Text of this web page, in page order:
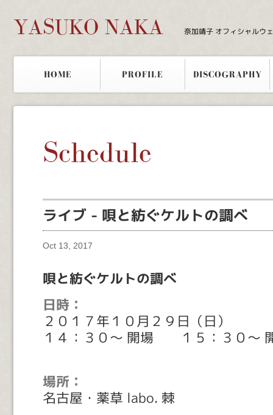
YASUKO NAKA 奈加靖子 オフィシャルウ
HOME PROFILE DISCOGRAPHY
Schedule
ライブ - 唄と紡ぐケルトの調べ
Oct 13, 2017
唄と紡ぐケルトの調べ
日時：
２０１７年１０月２９日（日）
１４：３０～ 開場 １５：３０～
場所：
名古屋・薬草 labo. 棘